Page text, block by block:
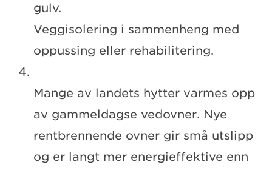
gulv.
Veggisolering i sammenheng med
oppussing eller rehabilitering.
Mange av landets hytter varmes opp
av gammeldagse vedovner. Nye
rentbrennende ovner gir små utslipp
og er langt mer energieffektive enn